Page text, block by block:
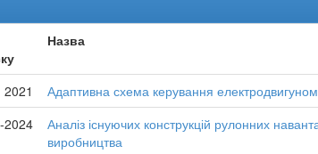
Назва
2021 Адаптивна схема керування
2024
Аналіз існуючих конструкцій рулонних
виробництва